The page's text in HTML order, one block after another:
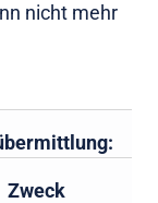
nicht mehr
Zweck